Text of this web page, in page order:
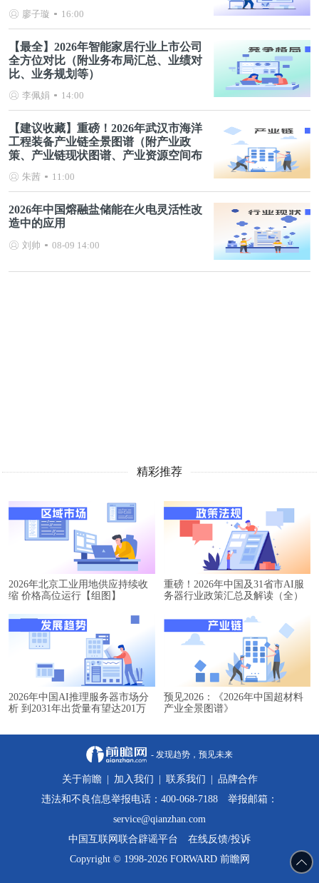
廖子璇 16:00
【最全】2026年智能家居行业上市公司
全方位对比（附业务布局汇总、业绩对
比、业务规划等）
李佩娟 14:00
【建议收藏】重磅！2026年武汉市海洋
工程装备产业链全景图谱（附产业政
策、产业链现状图谱、产业资源空间布
朱茜 11:00
2026年中国熔融盐储能在火电灵活性改
造中的应用
刘帅 08-09 14:00
精彩推荐
2026年北京工业用地供应持续收
缩 价格高位运行【组图】
重磅！2026年中国及31省市AI服
务器行业政策汇总及解读（全）
2026年中国AI推理服务器市场分
析 到2031年出货量有望达201万
预见2026：《2026年中国超材料
产业全景图谱》
- 发现趋势，预见未来
关于前瞻 | 加入我们 | 联系我们 | 品牌合作
违法和不良信息举报电话：400-068-7188 举报邮箱：
service@qianzhan.com
中国互联网联合辟谣平台
在线反馈/投诉
Copyright © 1998-2026 FORWARD 前瞻网